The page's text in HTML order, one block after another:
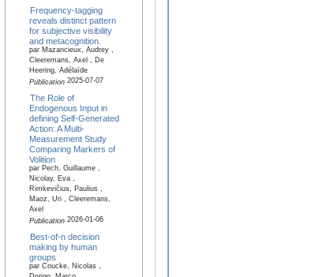
Frequency-tagging
reveals distinct pattern
for subjective visibility
and metacognition.
par Mazancieux, Audrey ,
Cleeremans, Axel , De
Heering, Adélaïde
Publication2025-07-07
The Role of
Endogenous Input in
defining Self-Generated
Action: A Multi-
Measurement Study
Comparing Markers of
Volition
par Pech, Guillaume ,
Nicolay, Eva ,
Rimkevičius, Paulius ,
Maoz, Uri , Cleeremans,
Axel
Publication2026-01-06
Best-of-n decision
making by human
groups
par Coucke, Nicolas ,